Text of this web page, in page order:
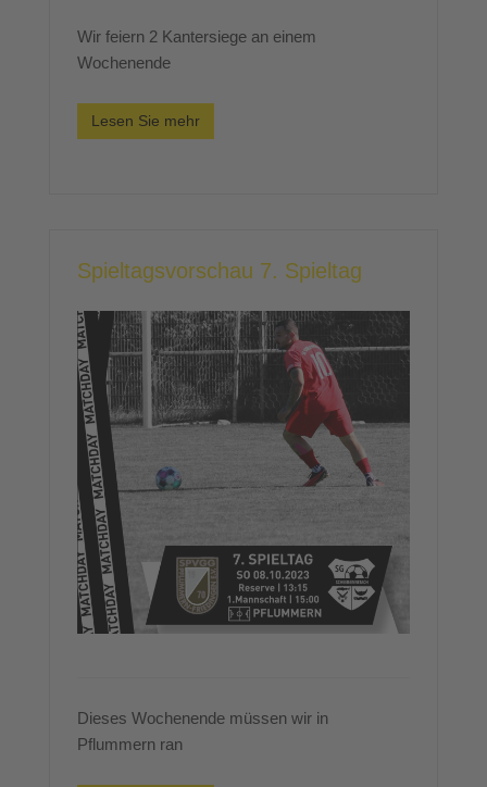
Wir feiern 2 Kantersiege an einem
Wochenende
Lesen Sie mehr
Spieltagsvorschau 7. Spieltag
Dieses Wochenende müssen wir in
Pflummern ran